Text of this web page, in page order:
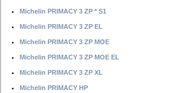
Michelin PRIMACY 3 ZP * S1
Michelin PRIMACY 3 ZP EL
Michelin PRIMACY 3 ZP MOE
Michelin PRIMACY 3 ZP MOE EL
Michelin PRIMACY 3 ZP XL
Michelin PRIMACY HP